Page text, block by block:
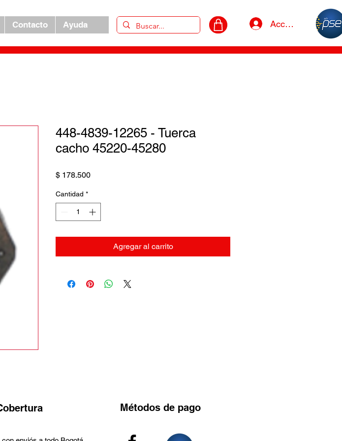
Contacto Ayuda Acceso
448-4839-12265 - Tuerca
cacho 45220-45280
$ 178.500Precio
Cantidad *
Agregar al carrito
Métodosde pago